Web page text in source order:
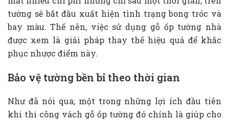
tường sẽ bắt đầu xuất hiện tình trạng bong tróc và
bay màu. Thế nên, việc sử dụng gỗ ốp tường nhà
được xem là giải pháp thay thế hiệu quả để khắc
phục nhược điểm này.
Bảo vệ tường bền bỉ theo thời gian
Như đã nói qua, một trong những lợi ích đầu tiên
khi thi công vách gỗ ốp tường đó chính là giúp cho